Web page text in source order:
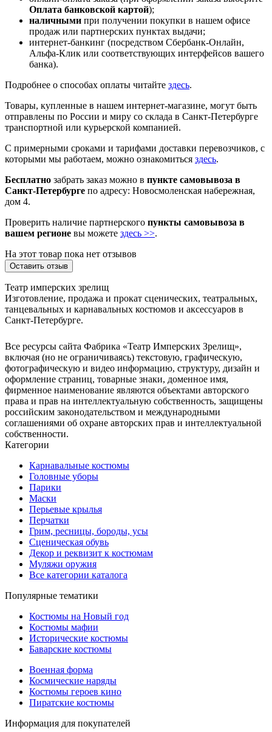
Оплата банковской картой);
наличными при получении покупки в нашем офисе
продаж или партнерских пунктах выдачи;
интернет-банкинг (посредством Сбербанк-Онлайн,
Альфа-Клик или соответствующих интерфейсов вашего
банка).
Подробнее о способах оплаты читайте здесь.
Товары, купленные в нашем интернет-магазине, могут быть
отправлены по России и миру со склада в Санкт-Петербурге
транспортной или курьерской компанией.
С примерными сроками и тарифами доставки перевозчиков, с
которыми мы работаем, можно ознакомиться здесь.
Бесплатно забрать заказ можно в пункте самовывоза в
Санкт-Петербурге по адресу: Новосмоленская набережная,
дом 4.
Проверить наличие партнерского пункты самовывоза в
вашем регионе вы можете здесь >>.
На этот товар пока нет отзывов
Оставить отзыв
Театр имперских зрелищ
Изготовление, продажа и прокат сценических, театральных,
танцевальных и карнавальных костюмов и аксессуаров в
Санкт-Петербурге.
Все ресурсы сайта Фабрика «Театр Имперских Зрелищ»,
включая (но не ограничиваясь) текстовую, графическую,
фотографическую и видео информацию, структуру, дизайн и
оформление страниц, товарные знаки, доменное имя,
фирменное наименование являются объектами авторского
права и прав на интеллектуальную собственность, защищены
российским законодательством и международными
соглашениями об охране авторских прав и интеллектуальной
собственности.
Категории
Карнавальные костюмы
Головные уборы
Парики
Маски
Перьевые крылья
Перчатки
Грим, ресницы, бороды, усы
Сценическая обувь
Декор и реквизит к костюмам
Муляжи оружия
Все категории каталога
Популярные тематики
Костюмы на Новый год
Костюмы мафии
Исторические костюмы
Баварские костюмы
Военная форма
Космические наряды
Костюмы героев кино
Пиратские костюмы
Информация для покупателей